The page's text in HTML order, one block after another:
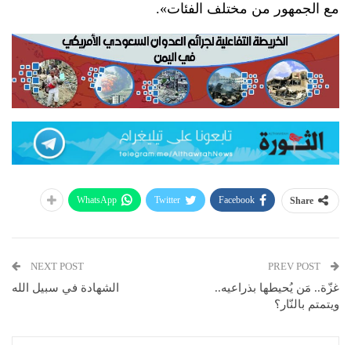
مع الجمهور من مختلف الفئات».
Share
Facebook
Twitter
WhatsApp
غزّة.. مَن يُحيطها بذراعيه..
ويتمتم بالنّار؟
NEXT POST
الشهادة في سبيل الله